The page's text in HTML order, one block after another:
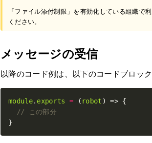
「ファイル添付制限」を有効化している組織で
ください。
メッセージの受信
以降のコード例は、以下のコードブロッ
module. exports = ( robot
}